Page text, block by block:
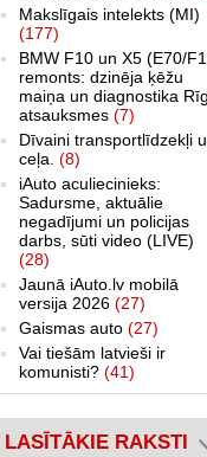
Makslīgais intelekts (MI)
(177)
BMW F10 un X5 (E70/
remonts: dzinēja ķēžu
maiņa un diagnostika
atsauksmes (7)
Dīvaini transportlīdzekļi
ceļa. (8)
iAuto aculiecinieks:
Sadursme, aktuālie
negadījumi un policijas
darbs, sūti video (LIVE)
(28)
Jaunā iAuto.lv mobilā
versija 2026 (27)
Gaismas auto (27)
Vai tiešām latvieši ir
komunisti? (41)
LASĪTĀKIE RAKSTI